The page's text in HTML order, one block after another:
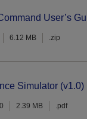
User’s
6.12 MB .zip
Simulator (v1.0)
2.39 MB .pdf